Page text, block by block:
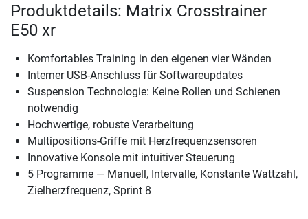
Produktdetails: Matrix Crosstrainer
E50 xr
Komfortables Training in den eigenen vier Wänden
Interner USB-Anschluss für Softwareupdates
Suspension Technologie: Keine Rollen und Schienen
notwendig
Hochwertige, robuste Verarbeitung
Multipositions-Griffe mit Herzfrequenzsensoren
Innovative Konsole mit intuitiver Steuerung
5 Programme — Manuell, Intervalle, Konstante Wattzahl,
Zielherzfrequenz, Sprint 8